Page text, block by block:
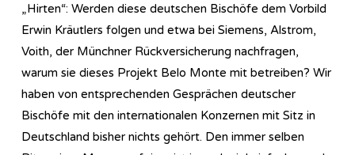
„Hirten“: Werden diese deutschen Bischöfe dem Vorbild
Erwin Kräutlers folgen und etwa bei Siemens, Alstrom,
Voith, der Münchner Rückversicherung nachfragen,
warum sie dieses Projekt Belo Monte mit betreiben? Wir
haben von entsprechenden Gesprächen deutscher
Bischöfe mit den internationalen Konzernen mit Sitz in
Deutschland bisher nichts gehört. Den immer selben